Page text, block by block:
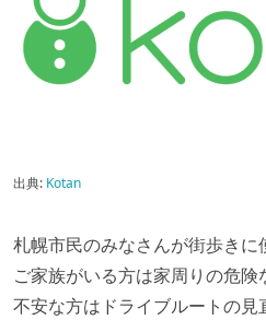
出典: Kotan
札幌市民のみなさんが街歩き
ご家族がいる方は家周りの危
不安な方はドライブルートの